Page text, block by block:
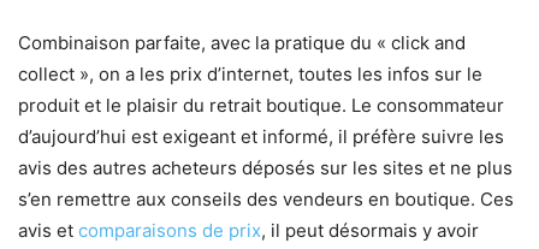
Combinaison parfaite, avec la pratique du « click and
collect », on a les prix d’internet, toutes les infos sur le
produit et le plaisir du retrait boutique. Le consommateur
d’aujourd’hui est exigeant et informé, il préfère suivre les
avis des autres acheteurs déposés sur les sites et ne plus
s’en remettre aux conseils des vendeurs en boutique. Ces
avis et comparaisons de prix, il peut désormais y avoir